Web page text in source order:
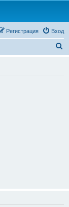
Вход
Регистрация